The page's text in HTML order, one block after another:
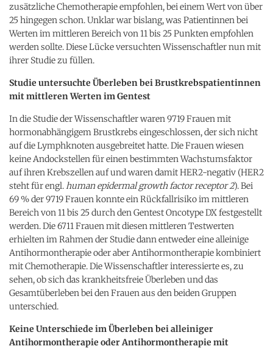
zusätzliche Chemotherapie empfohlen, bei einem Wert von über
25 hingegen schon. Unklar war bislang, was Patientinnen bei
Werten im mittleren Bereich von 11 bis 25 Punkten empfohlen
werden sollte. Diese Lücke versuchten Wissenschaftler nun mit
ihrer Studie zu füllen.
Studie untersuchte Überleben bei Brustkrebspatientinnen
mit mittleren Werten im Gentest
In die Studie der Wissenschaftler waren 9719 Frauen mit
hormonabhängigem Brustkrebs eingeschlossen, der sich nicht
auf die Lymphknoten ausgebreitet hatte. Die Frauen wiesen
keine Andockstellen für einen bestimmten Wachstumsfaktor
auf ihren Krebszellen auf und waren damit HER2-negativ (HER2
steht für engl.human epidermal growth factor receptor 2). Bei
69 % der 9719 Frauen konnte ein Rückfallrisiko im mittleren
Bereich von 11 bis 25 durch den Gentest Oncotype DX festgestellt
werden. Die 6711 Frauen mit diesen mittleren Testwerten
erhielten im Rahmen der Studie dann entweder eine alleinige
Antihormontherapie oder aber Antihormontherapie kombiniert
mit Chemotherapie. Die Wissenschaftler interessierte es, zu
sehen, ob sich das krankheitsfreie Überleben und das
Gesamtüberleben bei den Frauen aus den beiden Gruppen
unterschied.
Keine Unterschiede im Überleben bei alleiniger
Antihormontherapie oder Antihormontherapie mit